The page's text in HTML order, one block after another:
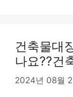
건축물대
나요??건
2024년 08월